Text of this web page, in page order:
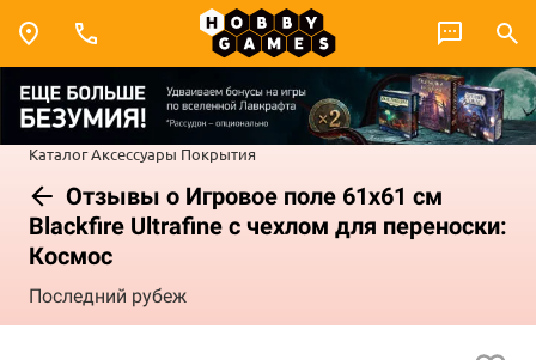
КаталогАксессуары Покрытия
Отзывы о Игровое поле 61x61 см
Blackfire Ultrafine с чехлом для переноски:
Космос
Последний рубеж